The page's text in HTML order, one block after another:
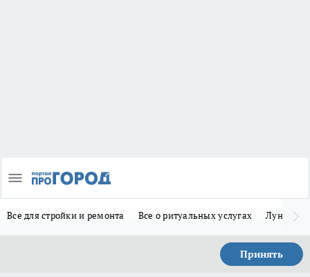
Все для стройки и ремонта Все о ритуальных услугах Лунно-
Принять